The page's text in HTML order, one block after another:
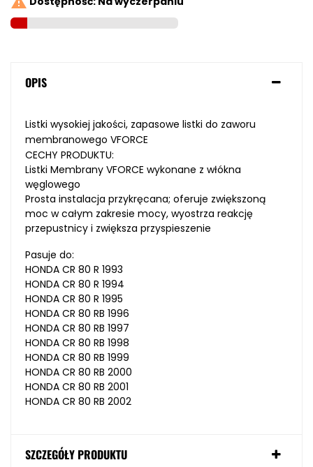
OPIS
Listki wysokiej jakości, zapasowe listki do zaworu
membranowego VFORCE
CECHY PRODUKTU:
Listki Membrany VFORCE wykonane z włókna
węglowego
Prosta instalacja przykręcana; oferuje zwiększoną
moc w całym zakresie mocy, wyostrza reakcję
przepustnicy i zwiększa przyspieszenie
Pasuje do:
HONDA CR 80 R 1993
HONDA CR 80 R 1994
HONDA CR 80 R 1995
HONDA CR 80 RB 1996
HONDA CR 80 RB 1997
HONDA CR 80 RB 1998
HONDA CR 80 RB 1999
HONDA CR 80 RB 2000
HONDA CR 80 RB 2001
HONDA CR 80 RB 2002
SZCZEGÓŁY PRODUKTU